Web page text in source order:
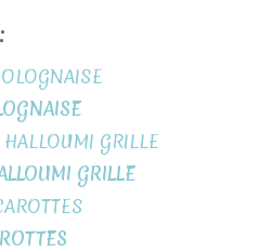
GRILLE